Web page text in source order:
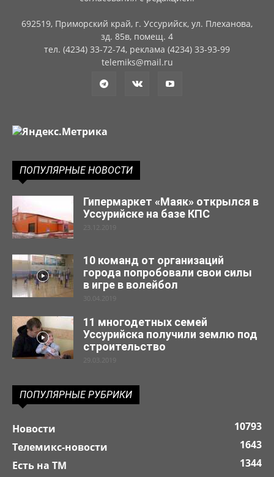
692519, Приморский край, г. Уссурийск, ул. Плеханова,
зд. 85в, помещ. 4
тел. (4234) 33-72-74, реклама (4234) 33-93-99
telemiks@mail.ru
ПОПУЛЯРНЫЕ НОВОСТИ
Гипермаркет «Маяк» открылся в
Уссурийске на базе КПС
23.12.2019
10 команд от организаций
города попробовали свои силы
в игре в волейбол
30.04.2019
11 многодетных семей
Уссурийска получили землю под
строительство
29.03.2019
ПОПУЛЯРНЫЕ РУБРИКИ
Новости
10793
Телемикс-новости
1643
Есть на ТМ
1344